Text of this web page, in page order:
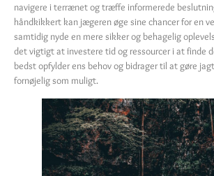
navigere i terrænet og træffe informerede
håndkikkert kan jægeren øge sine chancer for en
samtidig nyde en mere sikker og behagelig
det vigtigt at investere tid og ressourcer i at finde
bedst opfylder ens behov og bidrager til at gøre
fornøjelig som muligt.